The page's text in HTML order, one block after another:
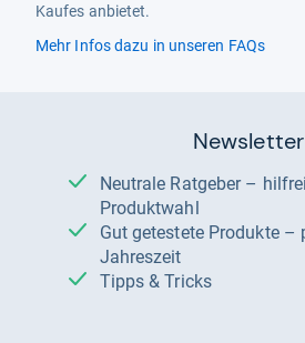
Kaufes anbietet.
Mehr Infos dazu in unseren FAQs
Newsletter
Neutrale Ratgeber – hilfreich für Ihre
Produktwahl
Gut getestete Produkte – passend zur
Jahreszeit
Tipps & Tricks